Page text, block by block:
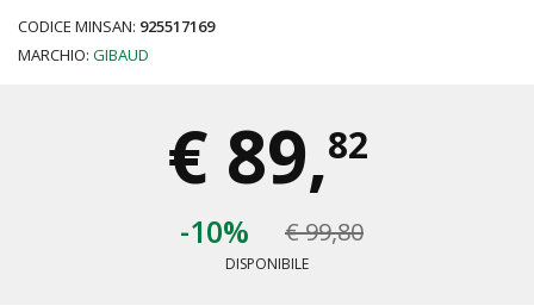
CODICE MINSAN: 925517169
MARCHIO: GIBAUD
€ 89,82
-10% € 99,80
DISPONIBILE